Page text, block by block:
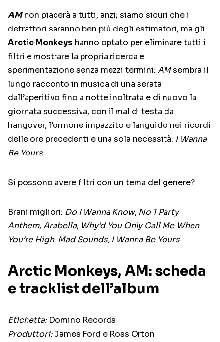
AMnon piacerà a tutti, anzi; siamo sicuri che i
detrattori saranno ben più degli estimatori, ma gli
Arctic Monkeys hanno optato per eliminare tutti i
filtri e mostrare la propria ricerca e
sperimentazione senza mezzi termini: AMsembra il
lungo racconto in musica di una serata
dall’aperitivo fino a notte inoltrata e di nuovo la
giornata successiva, con il mal di testa da
hangover, l’ormone impazzito e languido nei ricordi
delle ore precedenti e una sola necessità: I Wanna
Be Yours.
Si possono avere filtri con un tema del genere?
Brani migliori: Do I Wanna Know, No 1 Party
Anthem, Arabella, Why’d You Only Call Me When
You’re High, Mad Sounds, I Wanna Be Yours
Arctic Monkeys, AM: scheda
e tracklist dell’album
Etichetta:Domino Records
Produttori:James Ford e Ross Orton